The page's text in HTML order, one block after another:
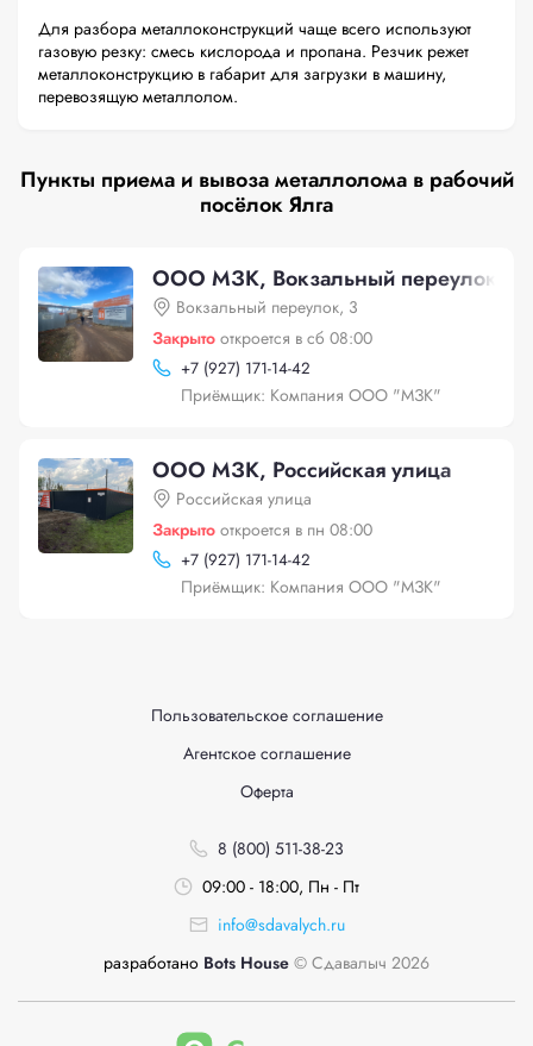
Для разбора металлоконструкций чаще всего используют
газовую резку: смесь кислорода и пропана. Резчик режет
металлоконструкцию в габарит для загрузки в машину,
перевозящую металлолом.
Пункты приема и вывоза металлолома в рабочий
посёлок Ялга
ООО МЗК, Вокзальный переулок, 3
Вокзальный переулок, 3
Закрыто откроется в сб 08:00
+7 (927) 171-14-42
Приёмщик: Компания ООО "МЗК"
ООО МЗК, Российская улица
Российская улица
Закрыто откроется в пн 08:00
+7 (927) 171-14-42
Приёмщик: Компания ООО "МЗК"
Пользовательское соглашение
Агентское соглашение
Оферта
8 (800) 511-38-23
09:00 - 18:00, Пн - Пт
info@sdavalych.ru
разработано Bots House © Сдавалыч 2026